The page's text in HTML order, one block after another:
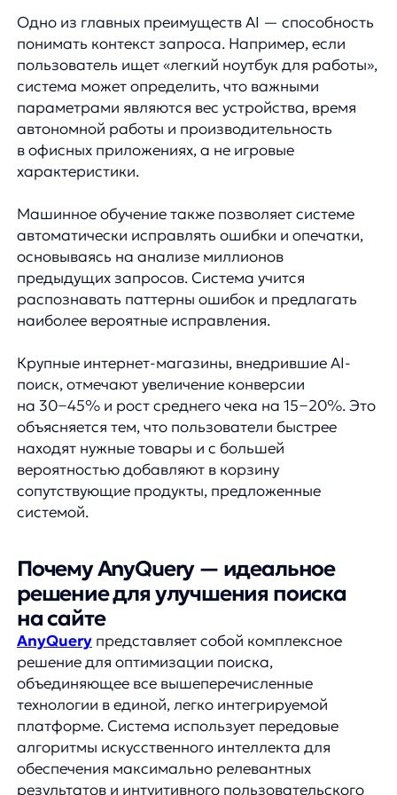
и покупки пользователя.
Оптимизация для мобильных устройств
и поддержка голосового поиска, что
особенно важно в современных условиях.
Простая интеграция без необходимости
глубоких технических изменений на сайте.
Внедрение AnyQuery занимает минимум
времени и не требует существенных ресурсов
IT-отдела.
Клиенты, внедрившие AnyQuery, отмечают
в среднем на 35%, увеличение среднего чека
на 18% и снижение показателя отказов на 25%.
Например, крупный интернет-магазин
электроники после интеграции AnyQuery
увеличил продажи на 42% в первый месяц
использования системы.
технологическое решение, а инструмент, который
постоянно совершенствуется и адаптируется
к изменяющимся потребностям рынка.
Регулярные обновления и аналитика
эффективности помогают поддерживать систему
в оптимальном состоянии и максимизировать
отдачу от инвестиций.
Качественный поиск на сайте — это не роскошь,
из-за плохо работающей поисковой системы —
слишком высокая цена, которую не может
позволить себе ни один бизнес в условиях
растущей конкуренции.
Внедрение продвинутых решений, таких как
AnyQuery, позволяет не только решить проблемы
с поиском, но и значительно улучшить
пользовательский опыт, повысить конверсию
и увеличить средний чек. Инвестиции
в будущее вашего бизнеса.
Узнайте, как увеличить продажи